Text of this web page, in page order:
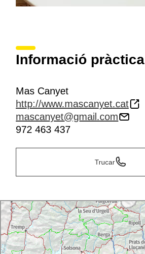
Informació pràctica
Mas Canyet
http://www.mascanyet.cat
mascanyet@gmail.com
972 463 437
Trucar